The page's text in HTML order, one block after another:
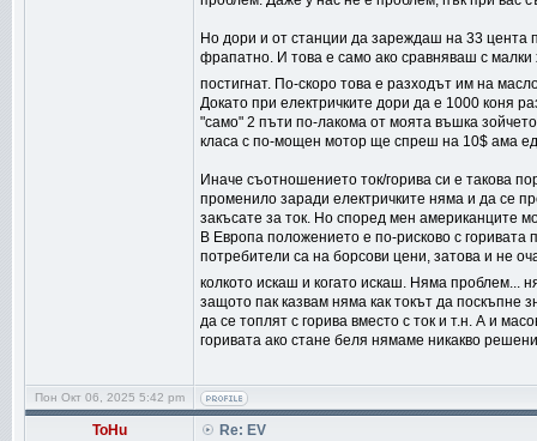
Но дори и от станции да зареждаш на 33 цента
фрапатно. И това е само ако сравняваш с
постигнат. По-скоро това е разходът им на
Докато при електричките дори да е 1000 коня
"само" 2 пъти по-лакома от моята въшка
класа с по-мощен мотор ще спреш на 10$ ама
Иначе съотношението ток/горива си е такова
променило заради електричките няма и да се
закъсате за ток. Но според мен американците
В Европа положението е по-рисково с горивата
потребители са на борсови цени, затова и не
колкото искаш и когато искаш. Няма проблем...
защото пак казвам няма как токът да поскъпне
да се топлят с горива вместо с ток и т.н. А и
горивата ако стане беля нямаме никакво
Пон Окт 06, 2025 5:42 pm
ToHu
Re: EV